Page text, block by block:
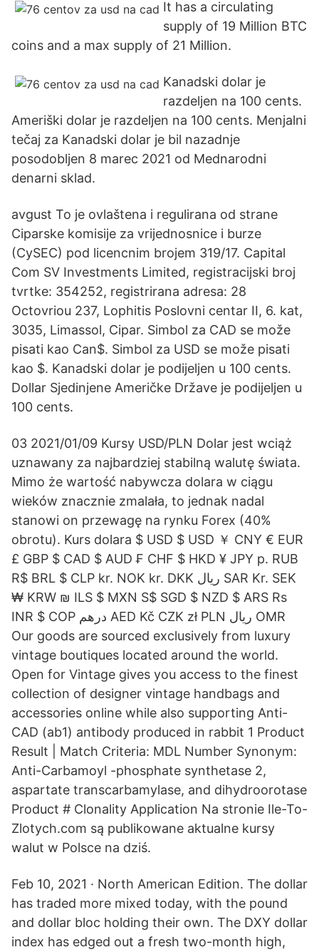
It has a circulating
supply of 19 Million BTC
coins and a max supply of 21 Million.
Kanadski dolar je
razdeljen na 100 cents.
Ameriški dolar je razdeljen na 100 cents. Menjalni
tečaj za Kanadski dolar je bil nazadnje
posodobljen 8 marec 2021 od Mednarodni
denarni sklad.
avgust To je оvlaštenа i reguliranа od strane
Ciparske komisije za vrijednosnice i burze
(CySEC) pod licencnim brojem 319/17. Capital
Com SV Investments Limited, registracijski broj
tvrtke: 354252, registrirana adresa: 28
Octovriou 237, Lophitis Poslovni centar II, 6. kat,
3035, Limassol, Cipar. Simbol za CAD se može
pisati kao Can$. Simbol za USD se može pisati
kao $. Kanadski dolar je podijeljen u 100 cents.
Dollar Sjedinjene Američke Države je podijeljen u
100 cents.
03 2021/01/09 Kursy USD/PLN Dolar jest wciąż
uznawany za najbardziej stabilną walutę świata.
Mimo że wartość nabywcza dolara w ciągu
wieków znacznie zmalała, to jednak nadal
stanowi on przewagę na rynku Forex (40%
obrotu). Kurs dolara $ USD $ USD ￥ CNY € EUR
£ GBP $ CAD $ AUD ₣ CHF $ HKD ¥ JPY p. RUB
R$ BRL $ CLP kr. NOK kr. DKK ريال SAR Kr. SEK
₩ KRW ₪ ILS $ MXN S$ SGD $ NZD $ ARS Rs
INR $ COP درهم AED Kč CZK zł PLN ريال OMR
Our goods are sourced exclusively from luxury
vintage boutiques located around the world.
Open for Vintage gives you access to the finest
collection of designer vintage handbags and
accessories online while also supporting Anti-
CAD (ab1) antibody produced in rabbit 1 Product
Result | Match Criteria: MDL Number Synonym:
Anti-Carbamoyl -phosphate synthetase 2,
aspartate transcarbamylase, and dihydroorotase
Product # Clonality Application Na stronie Ile-To-
Zlotych.com są publikowane aktualne kursy
walut w Polsce na dziś.
Feb 10, 2021 · North American Edition. The dollar
has traded more mixed today, with the pound
and dollar bloc holding their own. The DXY dollar
index has edged out a fresh two-month high,